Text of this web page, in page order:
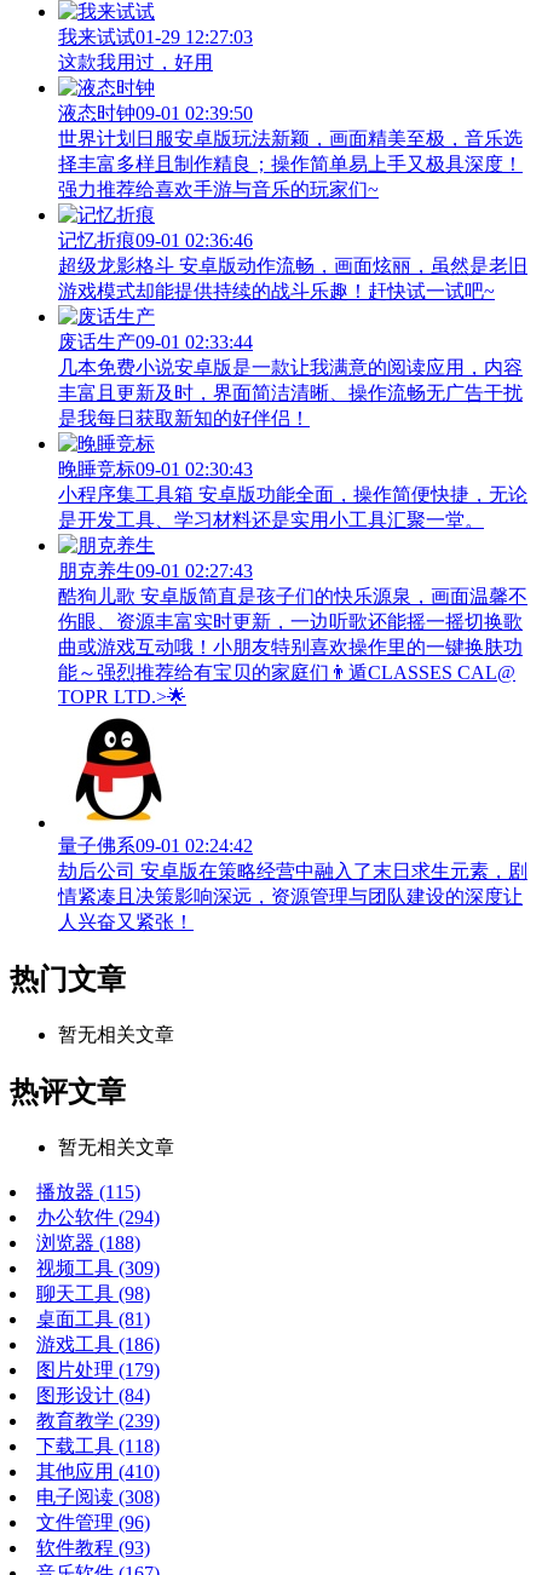
我来试试01-29 12:27:03
这款我用过，好用
液态时钟09-01 02:39:50
世界计划日服安卓版玩法新颖，画面精美至极，音乐选
择丰富多样且制作精良；操作简单易上手又极具深度！
强力推荐给喜欢手游与音乐的玩家们~
记忆折痕09-01 02:36:46
超级龙影格斗 安卓版动作流畅，画面炫丽，虽然是老旧
游戏模式却能提供持续的战斗乐趣！赶快试一试吧~
废话生产09-01 02:33:44
几本免费小说安卓版是一款让我满意的阅读应用，内容
丰富且更新及时，界面简洁清晰、操作流畅无广告干扰
是我每日获取新知的好伴侣！
晚睡竞标09-01 02:30:43
小程序集工具箱 安卓版功能全面，操作简便快捷，无论
是开发工具、学习材料还是实用小工具汇聚一堂。
朋克养生09-01 02:27:43
酷狗儿歌 安卓版简直是孩子们的快乐源泉，画面温馨不
伤眼、资源丰富实时更新，一边听歌还能摇一摇切换歌
曲或游戏互动哦！小朋友特别喜欢操作里的一键换肤功
能～强烈推荐给有宝贝的家庭们👨‍遁️CLASSES CAL@
TOPR LTD.>🌟
量子佛系09-01 02:24:42
劫后公司 安卓版在策略经营中融入了末日求生元素，剧
情紧凑且决策影响深远，资源管理与团队建设的深度让
人兴奋又紧张！
热门文章
暂无相关文章
热评文章
暂无相关文章
播放器 (115)
办公软件 (294)
浏览器 (188)
视频工具 (309)
聊天工具 (98)
桌面工具 (81)
游戏工具 (186)
图片处理 (179)
图形设计 (84)
教育教学 (239)
下载工具 (118)
其他应用 (410)
电子阅读 (308)
文件管理 (96)
软件教程 (93)